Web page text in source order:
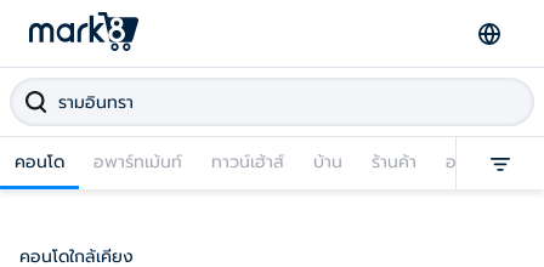
คอนโด อพาร์ทเม้นท์ ทาวน์เฮ้าส์ บ้าน ร้านค้า อาคารพาณิช
คอนโดใกล้เคียง